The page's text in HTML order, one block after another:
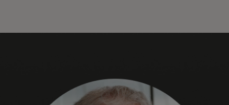
Per il mondo